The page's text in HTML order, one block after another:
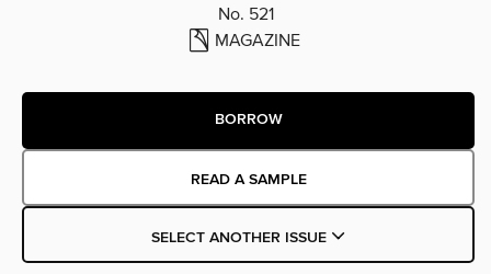
No. 521
MAGAZINE
BORROW
READ A SAMPLE
SELECT ANOTHER ISSUE